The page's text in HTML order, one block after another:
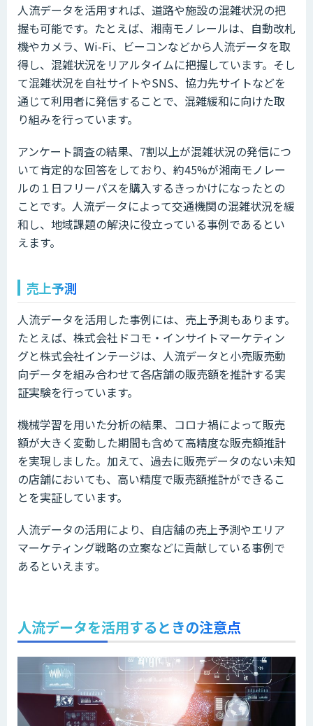
人流データを活用すれば、道路や施設の混雑状況の把
握も可能です。たとえば、湘南モノレールは、自動改札
機やカメラ、Wi-Fi、ビーコンなどから人流データを取
得し、混雑状況をリアルタイムに把握しています。そし
て混雑状況を自社サイトやSNS、協力先サイトなどを
通じて利用者に発信することで、混雑緩和に向けた取
り組みを行っています。
アンケート調査の結果、7割以上が混雑状況の発信につ
いて肯定的な回答をしており、約45%が湘南モノレー
ルの１日フリーパスを購入するきっかけになったとの
ことです。人流データによって交通機関の混雑状況を緩
和し、地域課題の解決に役立っている事例であるとい
えます。
売上予測
人流データを活用した事例には、売上予測もあります。
たとえば、株式会社ドコモ・インサイトマーケティン
グと株式会社インテージは、人流データと小売販売動
向データを組み合わせて各店舗の販売額を推計する実
証実験を行っています。
機械学習を用いた分析の結果、コロナ禍によって販売
額が大きく変動した期間も含めて高精度な販売額推計
を実現しました。加えて、過去に販売データのない未知
の店舗においても、高い精度で販売額推計ができるこ
とを実証しています。
人流データの活用により、自店舗の売上予測やエリア
マーケティング戦略の立案などに貢献している事例で
あるといえます。
人流データを活用するときの注意点